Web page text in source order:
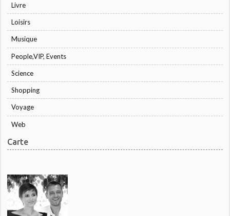
Livre
Loisirs
Musique
People,VIP, Events
Science
Shopping
Voyage
Web
Carte